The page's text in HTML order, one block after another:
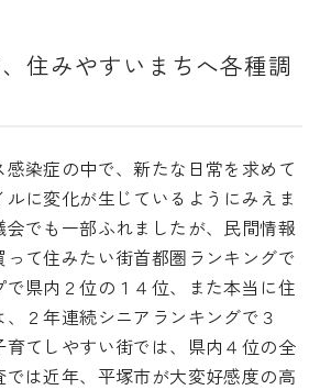
住みやすいまちへ各種調
染症の中で、新たな日常を求めて
に変化が生じているようにみえま
でも一部ふれましたが、民間情報
て住みたい街首都圏ランキングで
で県内２位の１４位、また本当に住
２年連続シニアランキングで３
てしやすい街では、県内４位の全
は近年、平塚市が大変好感度の高